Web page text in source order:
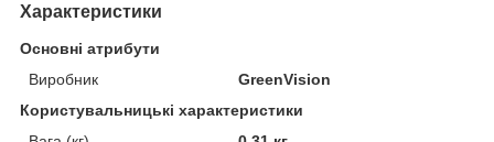
Характеристики
Основні атрибути
Виробник
GreenVision
Користувальницькі характеристики